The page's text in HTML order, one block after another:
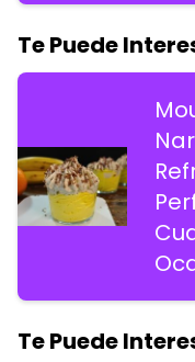
Te Puede
Te Puede